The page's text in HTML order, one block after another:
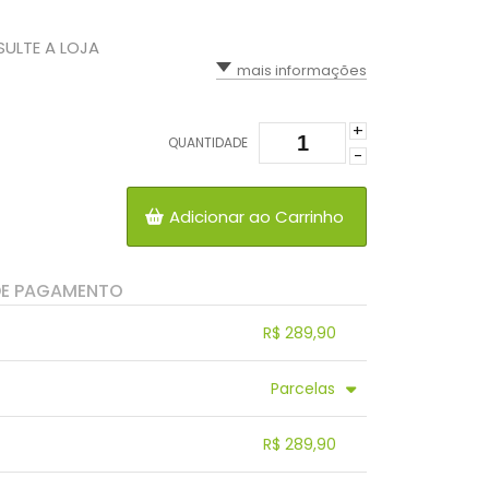
A LOJA
mais informações
QUANTIDADE
+
-
Adicionar ao Carrinho
PAGAMENTO
R$ 289,90
Parcelas
R$ 289,90